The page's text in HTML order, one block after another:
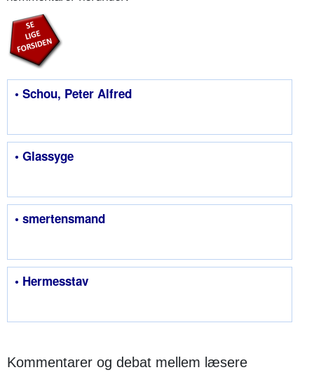
• Schou, Peter Alfred
• Glassyge
• smertensmand
• Hermesstav
Kommentarer og debat mellem læsere